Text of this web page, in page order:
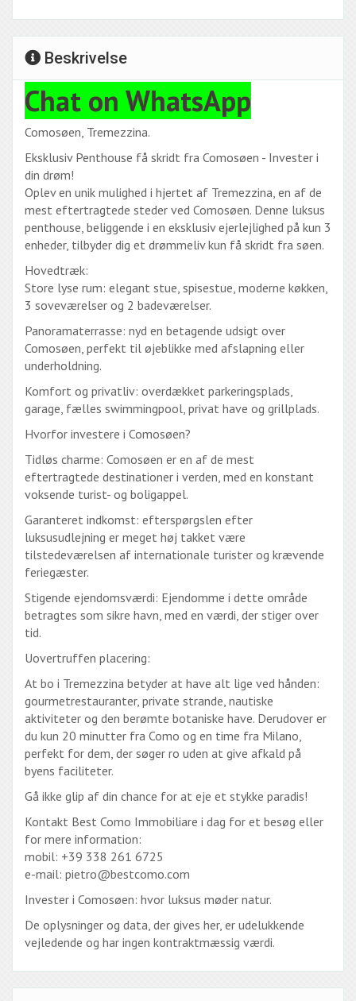
Beskrivelse
Chat on WhatsApp
Comosøen, Tremezzina.
Eksklusiv Penthouse få skridt fra Comosøen - Invester i
din drøm!
Oplev en unik mulighed i hjertet af Tremezzina, en af ​​de
mest eftertragtede steder ved Comosøen. Denne luksus
penthouse, beliggende i en eksklusiv ejerlejlighed på kun 3
enheder, tilbyder dig et drømmeliv kun få skridt fra søen.
Hovedtræk:
Store lyse rum: elegant stue, spisestue, moderne køkken,
3 soveværelser og 2 badeværelser.
Panoramaterrasse: nyd en betagende udsigt over
Comosøen, perfekt til øjeblikke med afslapning eller
underholdning.
Komfort og privatliv: overdækket parkeringsplads,
garage, fælles swimmingpool, privat have og grillplads.
Hvorfor investere i Comosøen?
Tidløs charme: Comosøen er en af ​​de mest
eftertragtede destinationer i verden, med en konstant
voksende turist- og boligappel.
Garanteret indkomst: efterspørgslen efter
luksusudlejning er meget høj takket være
tilstedeværelsen af ​​internationale turister og krævende
feriegæster.
Stigende ejendomsværdi: Ejendomme i dette område
betragtes som sikre havn, med en værdi, der stiger over
tid.
Uovertruffen placering:
At bo i Tremezzina betyder at have alt lige ved hånden:
gourmetrestauranter, private strande, nautiske
aktiviteter og den berømte botaniske have. Derudover er
du kun 20 minutter fra Como og en time fra Milano,
perfekt for dem, der søger ro uden at give afkald på
byens faciliteter.
Gå ikke glip af din chance for at eje et stykke paradis!
Kontakt Best Como Immobiliare i dag for et besøg eller
for mere information:
mobil: +39 338 261 6725
e-mail: pietro@bestcomo.com
Invester i Comosøen: hvor luksus møder natur.
De oplysninger og data, der gives her, er udelukkende
vejledende og har ingen kontraktmæssig værdi.